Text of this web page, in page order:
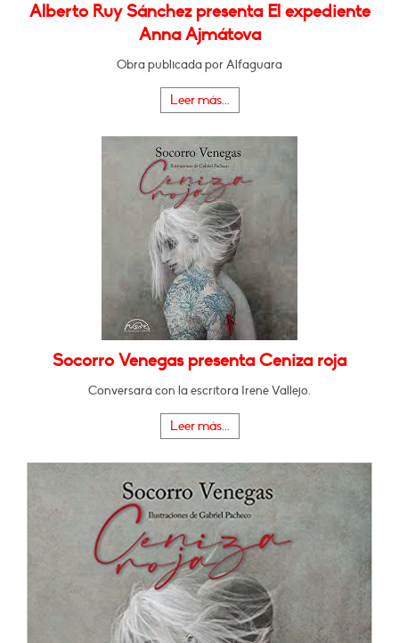
Alberto Ruy Sánchez presenta El expediente
Anna Ajmátova
Obra publicada por Alfaguara
Leer más...
Socorro Venegas presenta Ceniza roja
Conversará con la escritora Irene Vallejo.
Leer más...